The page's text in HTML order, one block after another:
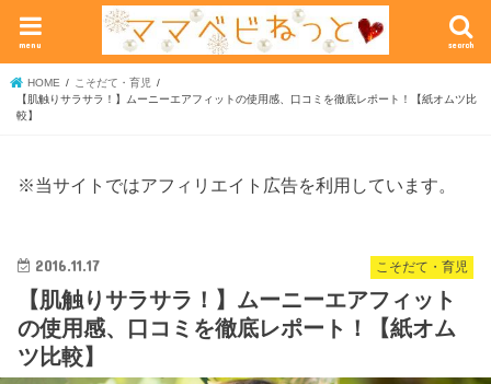
search
menu
HOME
こそだて・育児
【肌触りサラサラ！】ムーニーエアフィットの使用感、口コミを徹底レポート！【紙オムツ比
較】
※当サイトではアフィリエイト広告を利用しています。
こそだて・育児
2016.11.17
【肌触りサラサラ！】ムーニーエアフィット
の使用感、口コミを徹底レポート！【紙オム
ツ比較】